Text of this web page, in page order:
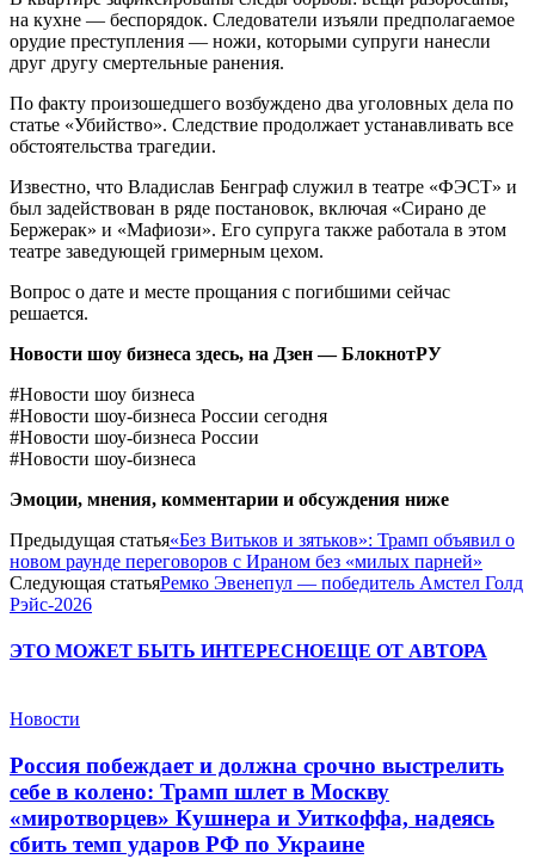
на кухне — беспорядок. Следователи изъяли предполагаемое
орудие преступления — ножи, которыми супруги нанесли
друг другу смертельные ранения.
По факту произошедшего возбуждено два уголовных дела по
статье «Убийство». Следствие продолжает устанавливать все
обстоятельства трагедии.
Известно, что Владислав Бенграф служил в театре «ФЭСТ» и
был задействован в ряде постановок, включая «Сирано де
Бержерак» и «Мафиози». Его супруга также работала в этом
театре заведующей гримерным цехом.
Вопрос о дате и месте прощания с погибшими сейчас
решается.
Новости шоу бизнеса здесь, на Дзен — БлокнотРУ
#Новости шоу бизнеса
#Новости шоу-бизнеса России сегодня
#Новости шоу-бизнеса России
#Новости шоу-бизнеса
Эмоции, мнения, комментарии и обсуждения ниже
Предыдущая статья«Без Витьков и зятьков»: Трамп объявил о
новом раунде переговоров с Ираном без «милых парней»
Следующая статьяРемко Эвенепул — победитель Амстел Голд
Рэйс-2026
ЭТО МОЖЕТ БЫТЬ ИНТЕРЕСНОЕЩЕ ОТ АВТОРА
Новости
Россия побеждает и должна срочно выстрелить
себе в колено: Трамп шлет в Москву
«миротворцев» Кушнера и Уиткоффа, надеясь
сбить темп ударов РФ по Украине